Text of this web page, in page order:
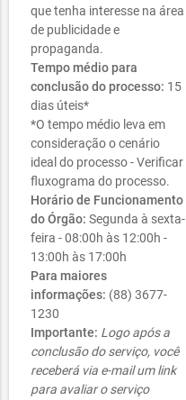
que tenha interesse na área
de publicidade e
propaganda.
Tempo médio para
conclusão do processo: 15
dias úteis*
*O tempo médio leva em
consideração o cenário
ideal do processo - Verificar
fluxograma do processo.
Horário de Funcionamento
do Órgão: Segunda à sexta-
feira - 08:00h às 12:00h -
13:00h às 17:00h
Para maiores
informações: (88) 3677-
1230
Importante: Logo após a
conclusão do serviço, você
receberá via e-mail um link
para avaliar o serviço